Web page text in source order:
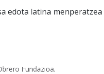
edota latina menperatzea
Fundazioa.